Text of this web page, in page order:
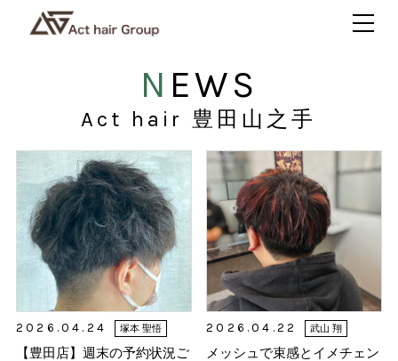
NEWS
Act hair 豊田山之手
2026.04.24 塚本 聖悟
【豊田店】週末の予約状況ご
2026.04.22 武山 翔
メッシュで束感とイメチェン